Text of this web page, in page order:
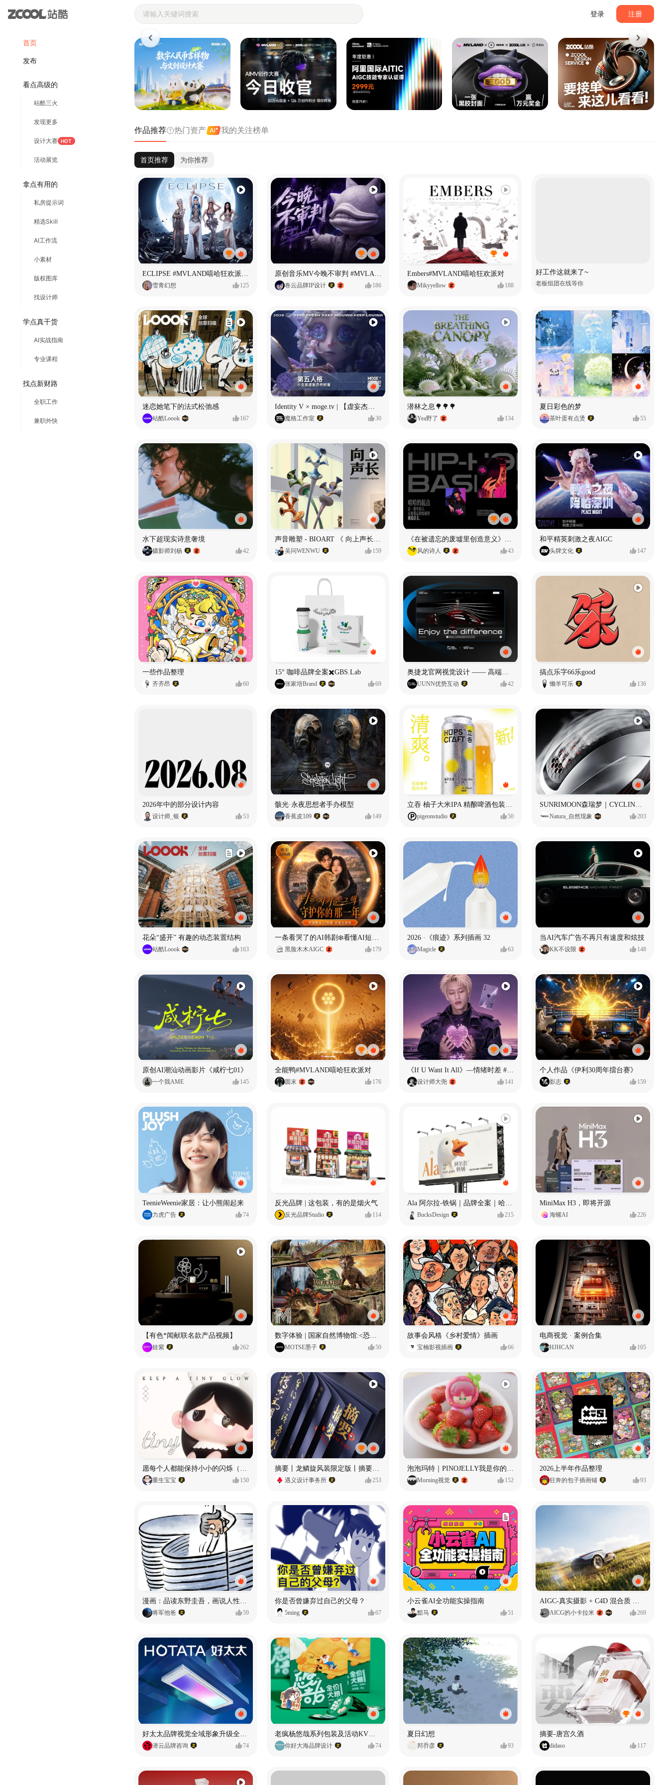
首页
发布
看点高级的
站酷三火
发现更多
设计大赛 HOT
活动展览
拿点有用的
私房提示词
精选Skill
AI工作流
小素材
版权图库
找设计师
学点真干货
AI实战指南
专业课程
找点新财路
全职工作
兼职外快
登录 注册
站酷ZCOOL - 设计师们都在站酷
作品推荐 热门资产 我的关注榜单
首页推荐 为你推荐
ECLIPSE #MVLAND嘻哈狂欢派对 女团MV
雪青幻想 125
原创音乐MV今晚不审判 #MVLAND嘻哈狂欢派对
卷云品牌IP设计 186
Embers#MVLAND嘻哈狂欢派对
Mikyyellow 188
好工作这就来了~
老板组团在线等你
迷恋她笔下的法式松弛感
站酷Loook 167 魔格工作室 30
潜林之息🌳🌳🌳
Yea野了 134
夏日彩色的梦
茶叶蛋有点烫 55
水下超现实诗意奢境
摄影师刘杨 42
声音雕塑 - BIOART 《 向上声长 》
吴问WENWU 159
《在被遗忘的废墟里创造意义》#MVLAND嘻哈狂欢派对
风的诗人 43
和平精英刺激之夜AIGC
头牌文化 147
一些作品整理
齐齐昂 60
15° 咖啡品牌全案✖️GBS.Lab
张家培Brand 69 UUNN优势互动 42
搞点乐字66乐good
懒羊可乐 136
2026年中的部分设计内容
设计师_银 53
骸光·永夜思想者手办模型
香蕉皮109 149
立吞 柚子大米IPA 精酿啤酒包装设计
pigeonstudio 50
SUNRIMOON森瑞梦｜CYCLING HELMET CG｜气动骑行头盔
Natura_自然现象 203
花朵“盛开” 有趣的动态装置结构
站酷Loook 163 黑脸木木AIGC 179
2026 ·《痕迹》系列插画 32
Magicle 63
当AI汽车广告不再只有速度和炫技
KK不设限 148
原创AI潮汕动画影片《咸柠七01》
一个我AME 145
全能鸭#MVLAND嘻哈狂欢派对
圆末 176
《If U Want It All》—情绪时差 #MVLAND嘻哈狂欢派对
设计师大尧 141
个人作品《伊利30周年擂台赛》
影志 159
TeenieWeenie家居：让小熊闹起来
力虎广告 74
反光品牌 | 这包装，有的是烟火气
反光品牌Studio 114 BucksDesign 215
MiniMax H3，即将开源
海螺AI 226
【有色*闻献联名款产品视频】
娃紫 262
数字体验 | 国家自然博物馆:<恐龙公园>沉浸特展
MOTSE墨子 50
故事会风格《乡村爱情》插画
宝楠影视插画 66
电商视觉 · 案例合集
HJHCAN 105
重生宝宝 150 遇义设计事务所 253 Morning视觉 152
2026上半年作品整理
狂奔的包子插画铺 93
漫画：品读东野圭吾，画说人性百态
将军他爸 59
你是否曾嫌弃过自己的父母？
5ming 67
小云雀AI全功能实操指南
黯马 51
AIGC-真实摄影 + C4D 混合质 能让 AI 产品图更好吗?
AICG的小卡拉米 269
潜云品牌咨询 74 你好大海品牌设计 74
夏日幻想
邦乔彦 93
摘要-唐宫久酒
didaso 117